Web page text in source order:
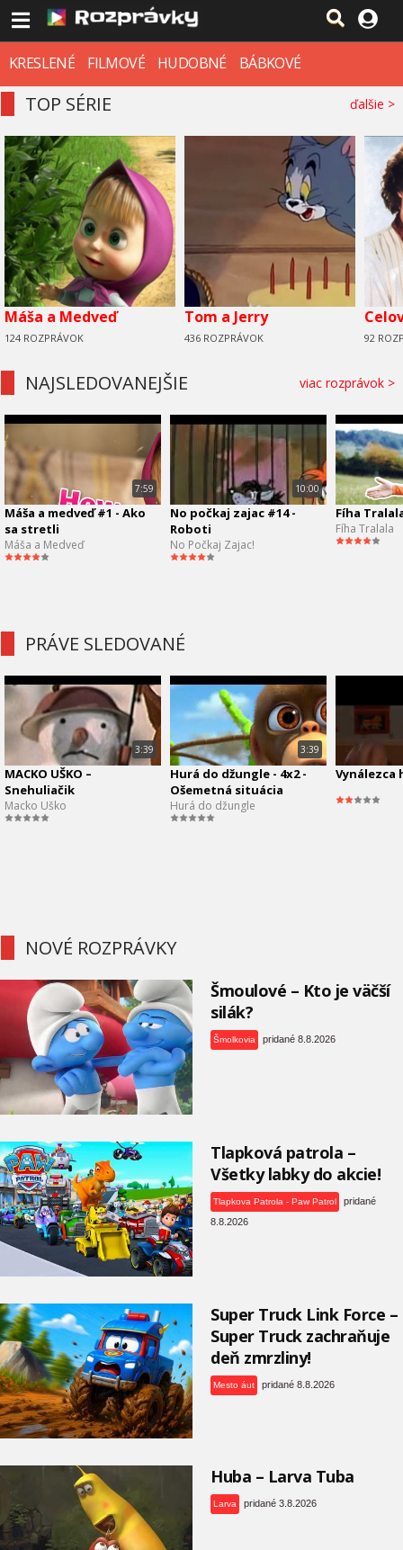
KRESLENÉ FILMOVÉ HUDOBNÉ BÁBKOVÉ
TOP SÉRIE ďalšie >
Máša a Medveď
124 ROZPRÁVOK
Tom a Jerry
436 ROZPRÁVOK 92
NAJSLEDOVANEJŠIE viac rozprávok >
7:59
Máša a medveď #1 - Ako
sa stretli
Máša a Medveď
10:00
No počkaj zajac #14 -
Roboti
No Počkaj Zajac!
Fíha
Fíha Tralala
PRÁVE SLEDOVANÉ
3:39
MACKO UŠKO –
Snehuliačik
Macko Uško
3:39
Hurá do džungle - 4x2 -
Ošemetná situácia
Hurá do džungle
Vynálezca
NOVÉ ROZPRÁVKY
Šmoulové – Kto je väčší
silák?
Šmolkovia pridané 8.8.2026
Tlapková patrola –
Všetky labky do akcie!
Tlapkova Patrola - Paw Patrol
pridané
8.8.2026
Super Truck Link Force –
Super Truck zachraňuje
deň zmrzliny!
Mesto áut pridané 8.8.2026
Huba – Larva Tuba
Larva pridané 3.8.2026